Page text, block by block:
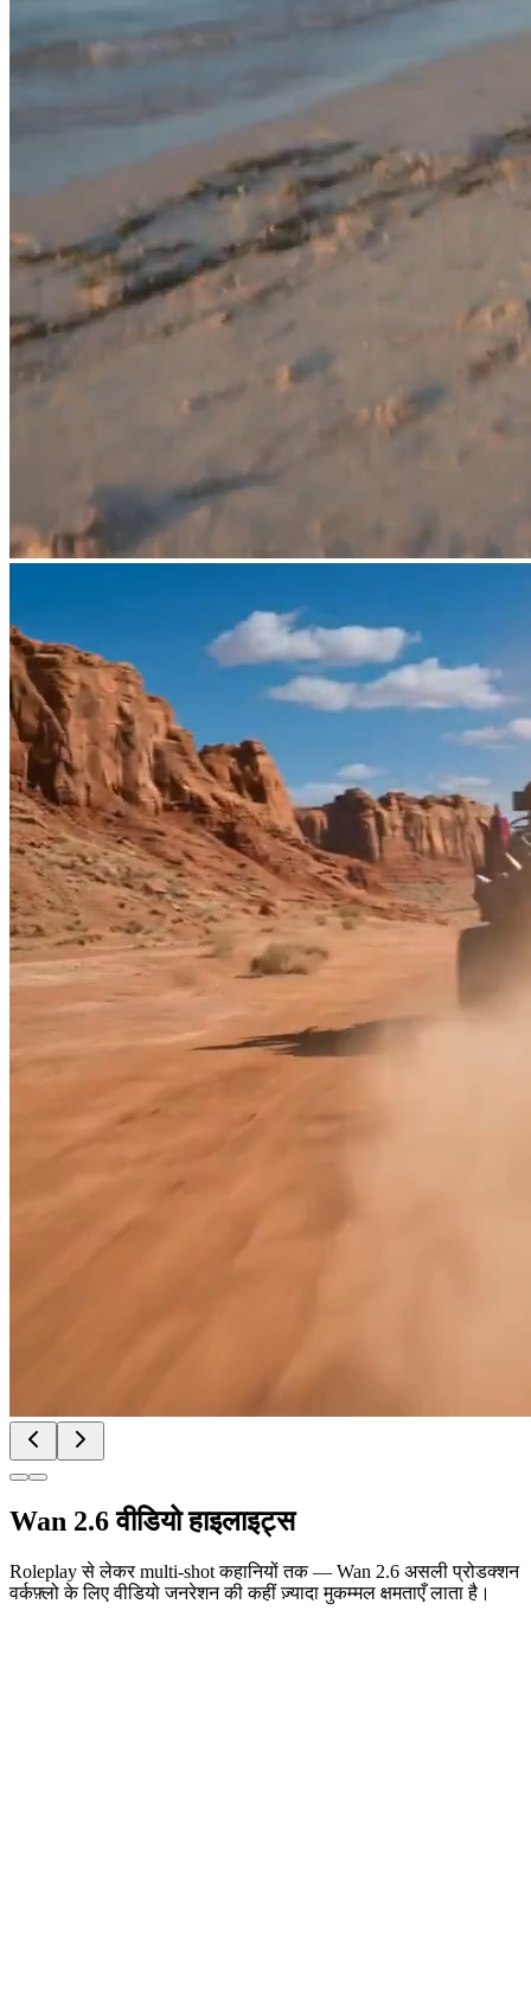
Wan 2.6 वीडियो हाइलाइट्स
Roleplay से लेकर multi-shot कहानियों तक — Wan 2.6 असली प्रोडक्शन
वर्कफ़्लो के लिए वीडियो जनरेशन की कहीं ज़्यादा मुकम्मल क्षमताएँ लाता है।